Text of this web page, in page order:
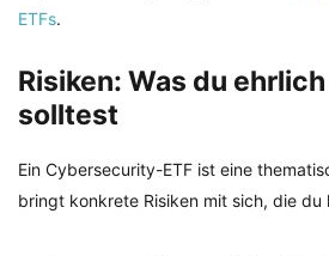
ETFs.
Risiken: Was du
solltest
Ein Cybersecurity-ETF ist eine
bringt konkrete Risiken mit sich, die du